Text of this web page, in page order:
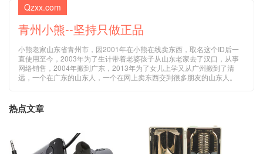
Qzxx.com
青州小熊--坚持只做正品
小熊老家山东省青州市，因2001年在小熊在线卖东西，取名这个ID后一
直使用至今，2003年为了生计带着老婆孩子从山东老家去了汉口，从事
网络销售，2004年搬到广东，2013年为了女儿上学又从广州搬到了清
远，一个在广东的山东人，一个在网上卖东西交到很多朋友的山东人。
热点文章